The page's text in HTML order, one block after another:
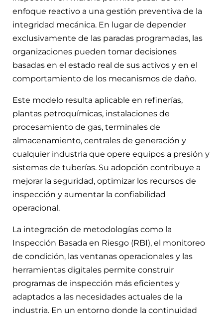
enfoque reactivo a una gestión preventiva de la
integridad mecánica. En lugar de depender
exclusivamente de las paradas programadas, las
organizaciones pueden tomar decisiones
basadas en el estado real de sus activos y en el
comportamiento de los mecanismos de daño.
Este modelo resulta aplicable en refinerías,
plantas petroquímicas, instalaciones de
procesamiento de gas, terminales de
almacenamiento, centrales de generación y
cualquier industria que opere equipos a presión y
sistemas de tuberías. Su adopción contribuye a
mejorar la seguridad, optimizar los recursos de
inspección y aumentar la confiabilidad
operacional.
La integración de metodologías como la
Inspección Basada en Riesgo (RBI), el monitoreo
de condición, las ventanas operacionales y las
herramientas digitales permite construir
programas de inspección más eficientes y
adaptados a las necesidades actuales de la
industria. En un entorno donde la continuidad